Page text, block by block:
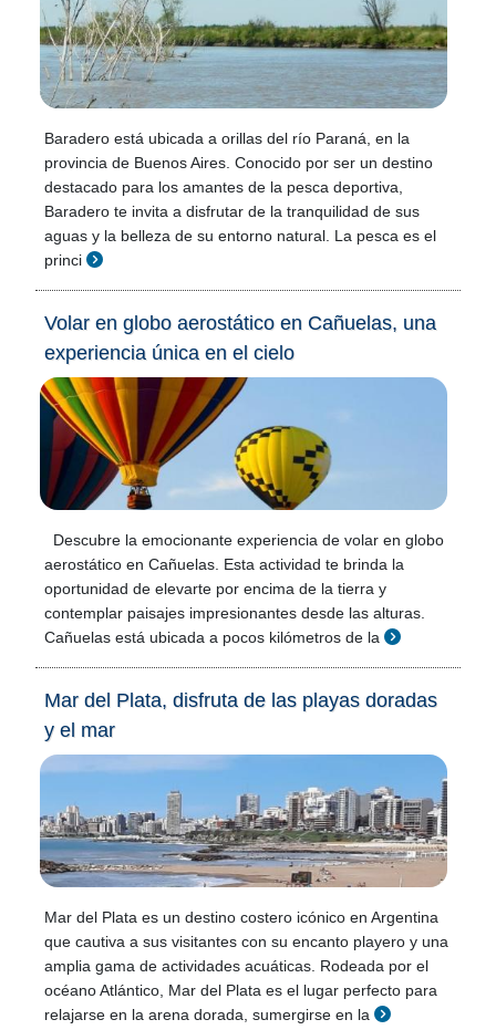
Baradero está ubicada a orillas del río Paraná, en la
provincia de Buenos Aires. Conocido por ser un destino
destacado para los amantes de la pesca deportiva,
Baradero te invita a disfrutar de la tranquilidad de sus
aguas y la belleza de su entorno natural. La pesca es el
princi
Volar en globo aerostático en Cañuelas, una
experiencia única en el cielo
Descubre la emocionante experiencia de volar en globo
aerostático en Cañuelas. Esta actividad te brinda la
oportunidad de elevarte por encima de la tierra y
contemplar paisajes impresionantes desde las alturas.
Cañuelas está ubicada a pocos kilómetros de la
Mar del Plata, disfruta de las playas doradas
y el mar
Mar del Plata es un destino costero icónico en Argentina
que cautiva a sus visitantes con su encanto playero y una
amplia gama de actividades acuáticas. Rodeada por el
océano Atlántico, Mar del Plata es el lugar perfecto para
relajarse en la arena dorada, sumergirse en la